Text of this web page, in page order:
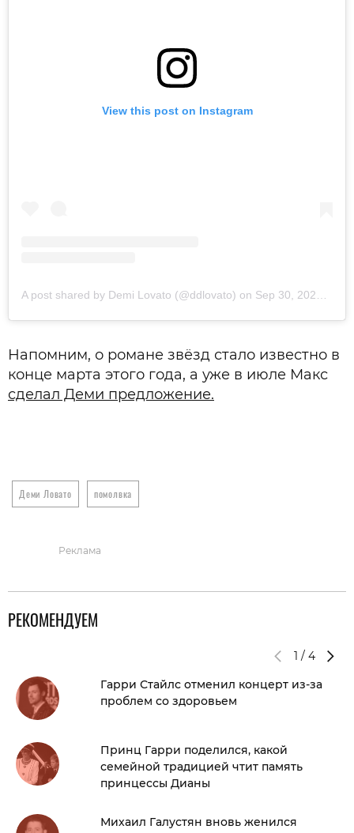
View this post on Instagram
A post shared by Demi Lovato (@ddlovato) on Sep 30, 2020 at 7:30am PDT
Напомним, о романе звёзд стало известно в
конце марта этого года, а уже в июле Макс
сделал Деми предложение.
Деми Ловато помолвка
Реклама
РЕКОМЕНДУЕМ
1 / 4
Гарри Стайлс отменил концерт из-за
проблем со здоровьем
Принц Гарри поделился, какой
семейной традицией чтит память
принцессы Дианы
Михаил Галустян вновь женился